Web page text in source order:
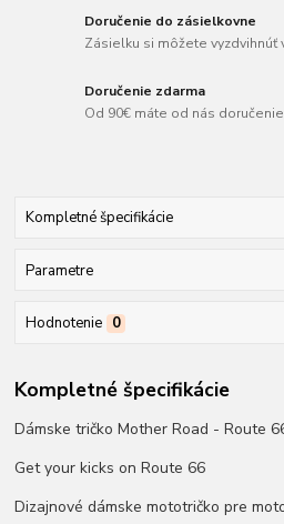
Doručenie do zásielkovne
Zásielku si môžete vyzdvihnúť
Doručenie zdarma
Od 90€ máte od nás
Kompletné špecifikácie
Parametre
Hodnotenie 0
Kompletné špecifikácie
Dámske tričko Mother Road - Route
Get your kicks on Route 66
Dizajnové dámske mototričko pre